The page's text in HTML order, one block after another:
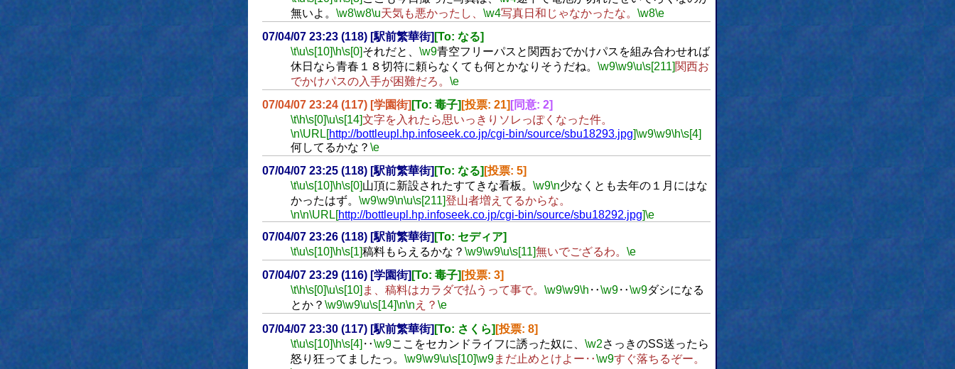
無いよ。 \w8\w8\u天気も悪かったし、 \w4写真日和じゃなかったな。 \w8\e
07/04/07 23:23 (118) [駅前繁華街] [To: なる]
\t\u\s[10]\h\s[0]それだと、 \w9青空フリーパスと関西おでかけパスを組み合わせれば
休日なら青春１８切符に頼らなくても何とかなりそうだね。 \w9\w9\u\s[211]関西お
でかけパスの入手が困難だろ。 \e
07/04/07 23:24 (117) [学園街] [To: 毒子] [投票: 21] [同意: 2]
\t\h\s[0]\u\s[14]文字を入れたら思いっきりソレっぽくなった件。
\n\URL[http://bottleupl.hp.infoseek.co.jp/cgi-bin/source/sbu18293.jpg]\w9\w9\h\s[4]
何してるかな？ \e
07/04/07 23:25 (118) [駅前繁華街] [To: なる] [投票: 5]
\t\u\s[10]\h\s[0]山頂に新設されたすてきな看板。 \w9\n少なくとも去年の１月にはな
かったはず。 \w9\w9\n\u\s[211]登山者増えてるからな。
\n\n\URL[http://bottleupl.hp.infoseek.co.jp/cgi-bin/source/sbu18292.jpg]\e
07/04/07 23:26 (118) [駅前繁華街] [To: セディア]
\t\u\s[10]\h\s[1]稿料もらえるかな？ \w9\w9\u\s[11]無いでござるわ。 \e
07/04/07 23:29 (116) [学園街] [To: 毒子] [投票: 3]
\t\h\s[0] \u\s[10] ま、稿料はカラダで払うって事で。 \w9\w9\h ‥\w9‥\w9ダシになる
とか？ \w9\w9\u\s[14] \n\n え？ \e
07/04/07 23:30 (117) [駅前繁華街] [To: さくら] [投票: 8]
\t\u\s[10]\h\s[4] ‥\w9ここをセカンドライフに誘った奴に、 \w2さっきのSS送ったら
怒り狂ってましたっ。 \w9\w9\u\s[10]\w9まだ止めとけよー‥\w9すぐ落ちるぞー。